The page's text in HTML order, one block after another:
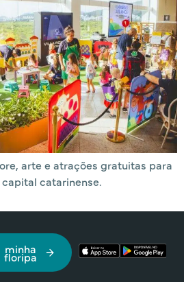
arte e atrações gratuitas para
catarinense.
minha
floripa